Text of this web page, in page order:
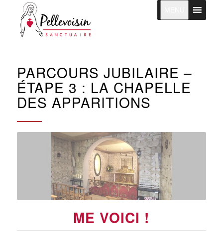
PARCOURS JUBILAIRE –
ÉTAPE 3 : LA CHAPELLE
DES APPARITIONS
ME VOICI !